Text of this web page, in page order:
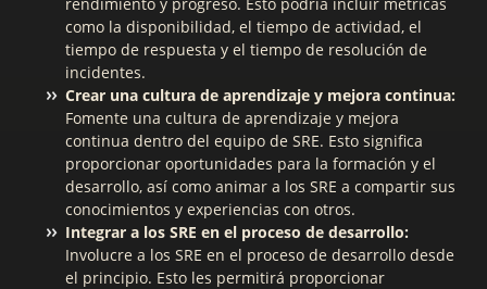
como la disponibilidad, el tiempo de actividad, el
tiempo de respuesta y el tiempo de resolución de
incidentes.
Crear una cultura de aprendizaje y mejora continua:
Fomente una cultura de aprendizaje y mejora
continua dentro del equipo de SRE. Esto significa
proporcionar oportunidades para la formación y el
desarrollo, así como animar a los SRE a compartir sus
conocimientos y experiencias con otros.
Integrar a los SRE en el proceso de desarrollo:
Involucre a los SRE en el proceso de desarrollo desde
el principio. Esto les permitirá proporcionar